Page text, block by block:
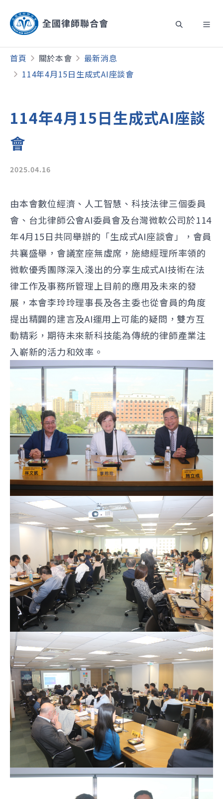
首頁 關於本會
最新消息
114年4月15日生成式AI座談會
114年4月15日生成式AI座談
會
2025.04.16
由本會數位經濟、人工智慧、科技法律三個委員
會、台北律師公會AI委員會及台灣微軟公司於114
年4月15日共同舉辦的「生成式AI座談會」，會員
共襄盛舉，會議室座無虛席，施總經理所率領的
微軟優秀團隊深入淺出的分享生成式AI技術在法
律工作及事務所管理上目前的應用及未來的發
展，本會李玲玲理事長及各主委也從會員的角度
提出精闢的建言及AI運用上可能的疑問，雙方互
動精彩，期待未來新科技能為傳統的律師產業注
入嶄新的活力和效率。